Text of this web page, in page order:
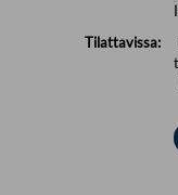
Tilattavissa: